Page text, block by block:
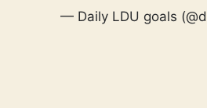
— Daily LDU goals